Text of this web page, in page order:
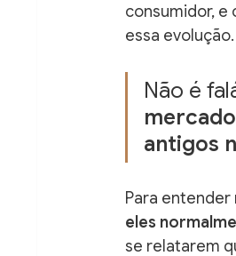
consumidor,
essa evolução.
Não é
antigos
Para
eles
se relatarem